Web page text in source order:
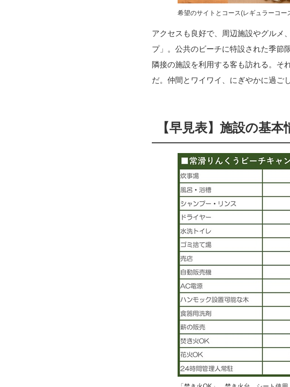
希望のサイトとコース(レギュラーコー
アクセスも良好で、周辺施設やグルメ
プ」。公共のビーチに特設された季節
隣接の施設を利用する客も訪れる。そ
だ。仲間とワイワイ、にぎやかに過ご
【早見表】施設の基本